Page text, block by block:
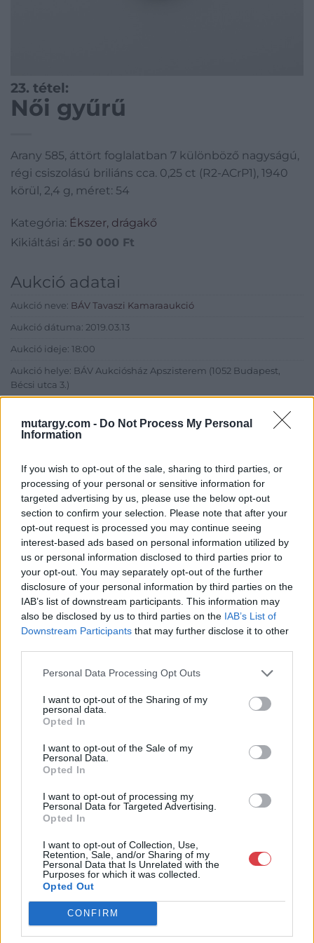
mutargy.com - Do Not Process My Personal
Information
If you wish to opt-out of the sale, sharing to third parties, or
processing of your personal or sensitive information for
targeted advertising by us, please use the below opt-out
section to confirm your selection. Please note that after your
opt-out request is processed you may continue seeing
interest-based ads based on personal information utilized by
us or personal information disclosed to third parties prior to
your opt-out. You may separately opt-out of the further
disclosure of your personal information by third parties on the
IAB’s list of downstream participants. This information may
also be disclosed by us to third parties on the IAB’s List of
Downstream Participants that may further disclose it to other
Personal Data Processing Opt Outs
I want to opt-out of the Sharing of my
personal data.
Opted In
I want to opt-out of the Sale of my
Personal Data.
Opted In
I want to opt-out of processing my
Personal Data for Targeted Advertising.
Opted In
I want to opt-out of Collection, Use,
Retention, Sale, and/or Sharing of my
Personal Data that Is Unrelated with the
Purposes for which it was collected.
Opted Out
CONFIRM
23. tétel:
Női gyűrű
Arany 585, áttört foglalatban 7 különböző nagyságú,
régi csiszolású briliáns cca. 0,25 ct (R2-ACrP1), 1940
körül, 2,4 g, méret: 54
Kategória: Ékszer, drágakő
Kikiáltási ár: 50 000 Ft
Aukció adatai
Aukció neve: BÁV Tavaszi Kamaraaukció
Aukció dátuma: 2019.03.13
Aukció ideje: 18:00
Aukció helye: BÁV Aukciósház Apszisterem (1052 Budapest,
Bécsi utca 3.)
Eladó:BÁV ART Aukciósház és
Galéria
Cím: BÁV ZRt.
1027 Budapest, Csalogány u.
Telefon: (06 1) 331 0513
Weboldal: http://bav-art.hu
Bemutatkozás: Az ország legnagyobb múltú, 240 esztendeje
jogfolytonosan működő magyar vállalkozásaként a BÁV ZRt.
óriási tapasztalatával, szakmai tekintélyével és
megújult BÁV Aukciósház mára a magyarországi
és árverési központtá vált. . Hazánk legnagyobb
műkereskedelmi üzlethálózatával rendelkező BÁV ZRt.
felkészült munkatársai a hét hat napján állnak a műtárgyat
eladni, vagy venni kívánók rendelkezésére.
GALÉRIA TOVÁBBI MŰTÁRGYAI
KAPCSOLÓDÓ MŰTÁRGYAK